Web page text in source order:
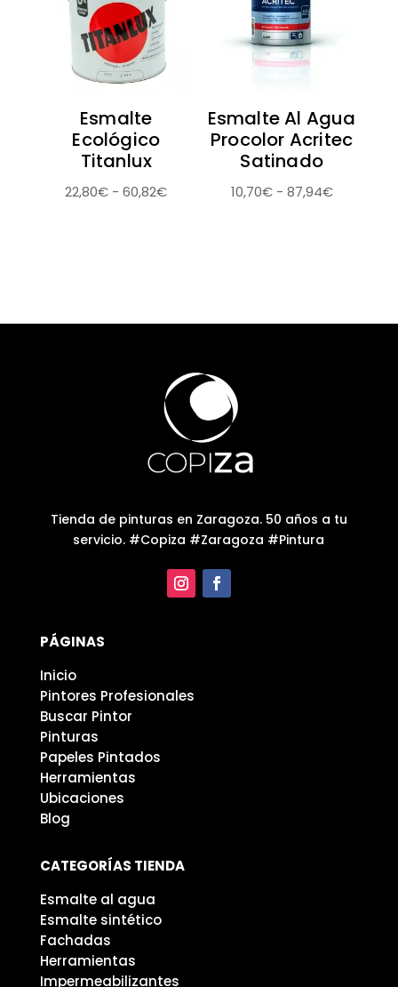
Esmalte
Ecológico
Titanlux
22,80€ - 60,82€Rango
60,82€
Esmalte Al Agua
Procolor Acritec
Satinado
10,70€ - 87,94€Rango
87,94€
Tienda de pinturas en Zaragoza. 50 años a tu
servicio. #Copiza #Zaragoza #Pintura
PÁGINAS
Inicio
Pintores Profesionales
Buscar Pintor
Pinturas
Papeles Pintados
Herramientas
Ubicaciones
Blog
CATEGORÍAS TIENDA
Esmalte al agua
Esmalte sintético
Fachadas
Herramientas
Impermeabilizantes